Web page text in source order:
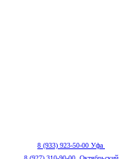
8 (933) 923-50-00 Уфа